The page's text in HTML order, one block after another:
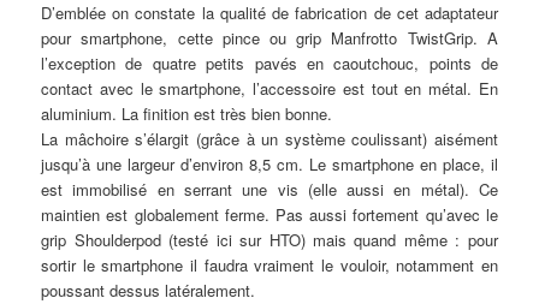
D’emblée on constate la qualité de fabrication de cet adaptateur
pour smartphone, cette pince ou grip Manfrotto TwistGrip. A
l’exception de quatre petits pavés en caoutchouc, points de
contact avec le smartphone, l’accessoire est tout en métal. En
aluminium. La finition est très bien bonne.
La mâchoire s’élargit (grâce à un système coulissant) aisément
jusqu’à une largeur d’environ 8,5 cm. Le smartphone en place, il
est immobilisé en serrant une vis (elle aussi en métal). Ce
maintien est globalement ferme. Pas aussi fortement qu’avec le
grip Shoulderpod (testé ici sur HTO) mais quand même : pour
sortir le smartphone il faudra vraiment le vouloir, notamment en
poussant dessus latéralement.